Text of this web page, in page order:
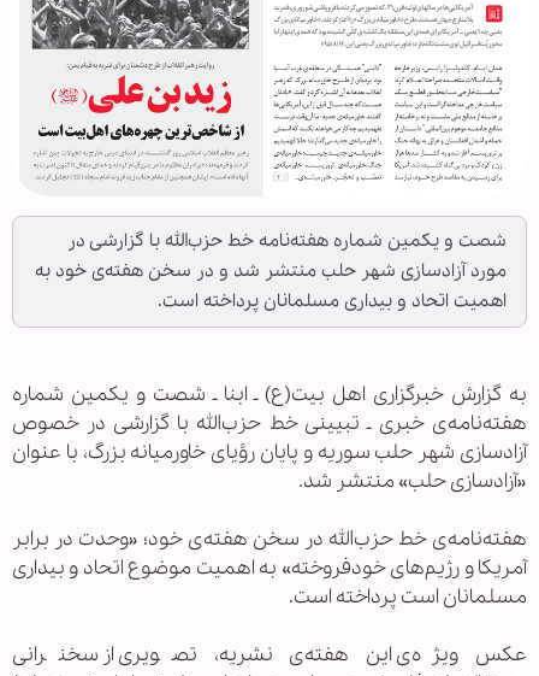
شصت و یکمین شماره‌ هفته‌نامه‌ خط حزب‌الله با گزارشی در
مورد آزادسازی شهر حلب منتشر شد و در سخن هفته‌ی خود به
اهمیت اتحاد و بیداری مسلمانان پرداخته است.
به گزارش خبرگزاری اهل بیت(ع) ـ ابنا ـ شصت و یکمین شماره‌
هفته‌نامه‌ی خبری ـ تبیینی خط حزب‌الله با گزارشی در خصوص
آزادسازی شهر حلب سوریه و پایان رؤیای خاورمیانه بزرگ، با عنوان
«آزادسازی حلب» منتشر شد.
هفته‌نامه‌ی خط حزب‌الله در سخن هفته‌ی خود؛ «وحدت در برابر
آمریکا و رژیم‌های خودفروخته» به اهمیت موضوع اتحاد و بیداری
مسلمانان است پرداخته است.
عکس ویژه‌ی این هفته‌ی نشریه، تصویری از سخنرانی